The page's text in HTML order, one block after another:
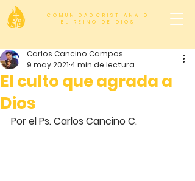
C O M U N I D A D C R I S T I A N A D
E L R E I N O D E D I O S
El culto que agrada a
Dios
Carlos Cancino Campos
9 may 2021 4 min de lectura
Por el Ps. Carlos Cancino C.